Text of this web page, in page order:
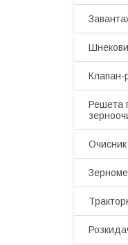
Клапан-
Решета